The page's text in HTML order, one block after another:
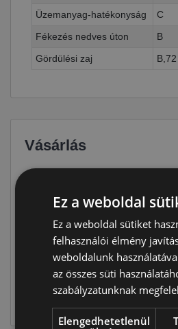
Üzemanyag-hatékonyság
C
Fékezés nedves úton
B
Gördülési zaj
Vásárlás
Ez a weboldal
Ez a weboldal sütiket
felhasználói élmény
weboldalunk
az összes süti
szabályzatunknak
Elengedhetetlenül